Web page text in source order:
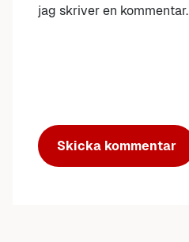
jag skriver en kommentar.